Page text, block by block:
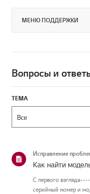
МЕНЮ ПОДДЕРЖКИ
Вопросы и
ТЕМА
Исправление
Как найти
С первого
серийный номер и